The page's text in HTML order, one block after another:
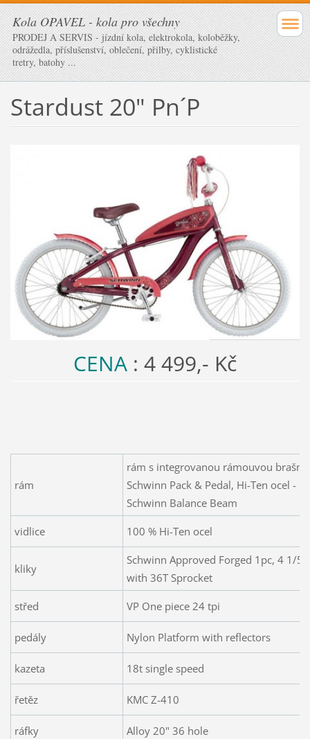
Kola OPAVEL - kola pro všechny
PRODEJ A SERVIS - jízdní kola, elektrokola, koloběžky,
odrážedla, příslušenství, oblečení, přilby, cyklistické
tretry, batohy ...
Stardust 20" Pn´P
CENA : 4 499,- Kč
rám
rám s integrovanou rámouvou
Schwinn Pack & Pedal, Hi-Ten ocel -
Schwinn Balance Beam
vidlice 100 % Hi-Ten ocel
kliky
Schwinn Approved Forged 1pc, 4 1/5"
with 36T Sprocket
střed VP One piece 24 tpi
pedály Nylon Platform with reflectors
kazeta 18t single speed
řetěz KMC Z-410
ráfky Alloy 20" 36 hole